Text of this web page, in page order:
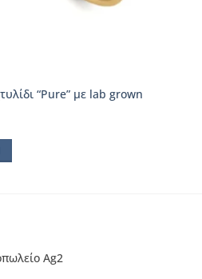
“Pure” με lab grown
Ag2